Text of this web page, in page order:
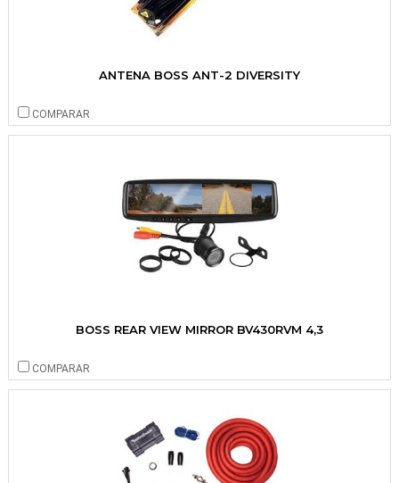
ANTENA BOSS ANT-2 DIVERSITY
COMPARAR
BOSS REAR VIEW MIRROR BV430RVM 4,3
COMPARAR